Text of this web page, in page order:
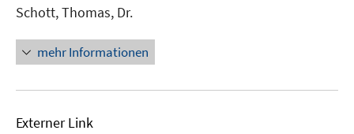
Schott, Thomas, Dr.
mehr Informationen
Externer Link